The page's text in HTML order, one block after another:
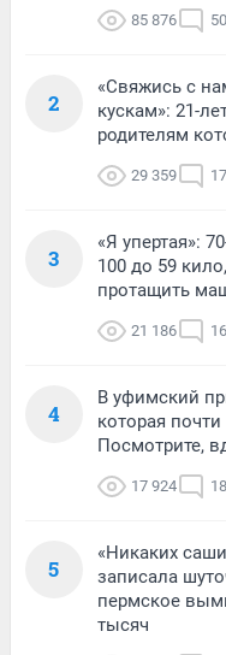
85 876 50
2
«Свяжись с
кускам»: 21-
родителям
29 359 17
3
«Я упертая»:
100 до 59
протащить
21 186 16
4
В уфимский
которая
Посмотрите,
17 924 18
5
«Никаких
записала
пермское
тысяч